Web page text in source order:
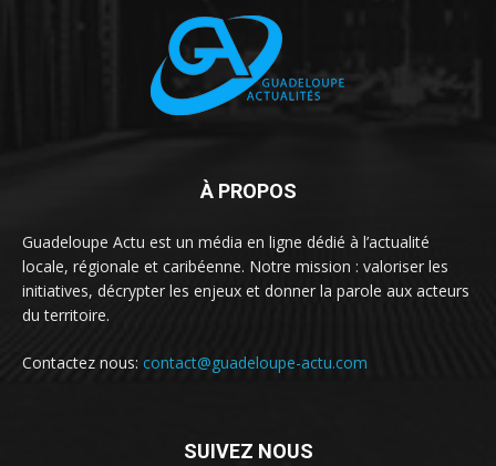
À PROPOS
Guadeloupe Actu est un média en ligne dédié à l’actualité
locale, régionale et caribéenne. Notre mission : valoriser les
initiatives, décrypter les enjeux et donner la parole aux acteurs
du territoire.
Contactez nous: contact@guadeloupe-actu.com
SUIVEZ NOUS